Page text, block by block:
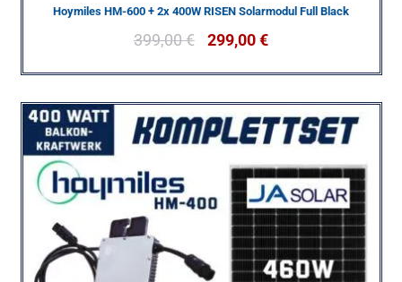
Hoymiles HM-600 + 2x 400W RISEN Solarmodul Full Black
399,00€ 299,00€